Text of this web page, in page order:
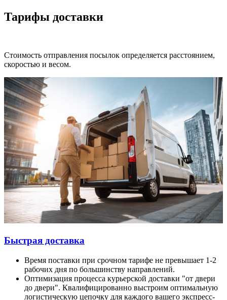
Тарифы доставки
Стоимость отправления посылок определяется расстоянием,
скоростью и весом.
Быстрая доставка
Время поставки при срочном тарифе не превышает 1-2
рабочих дня по большинству направлений.
Оптимизация процесса курьерской доставки "от двери
до двери". Квалифицированно выстроим оптимальную
логистическую цепочку для каждого вашего экспресс-